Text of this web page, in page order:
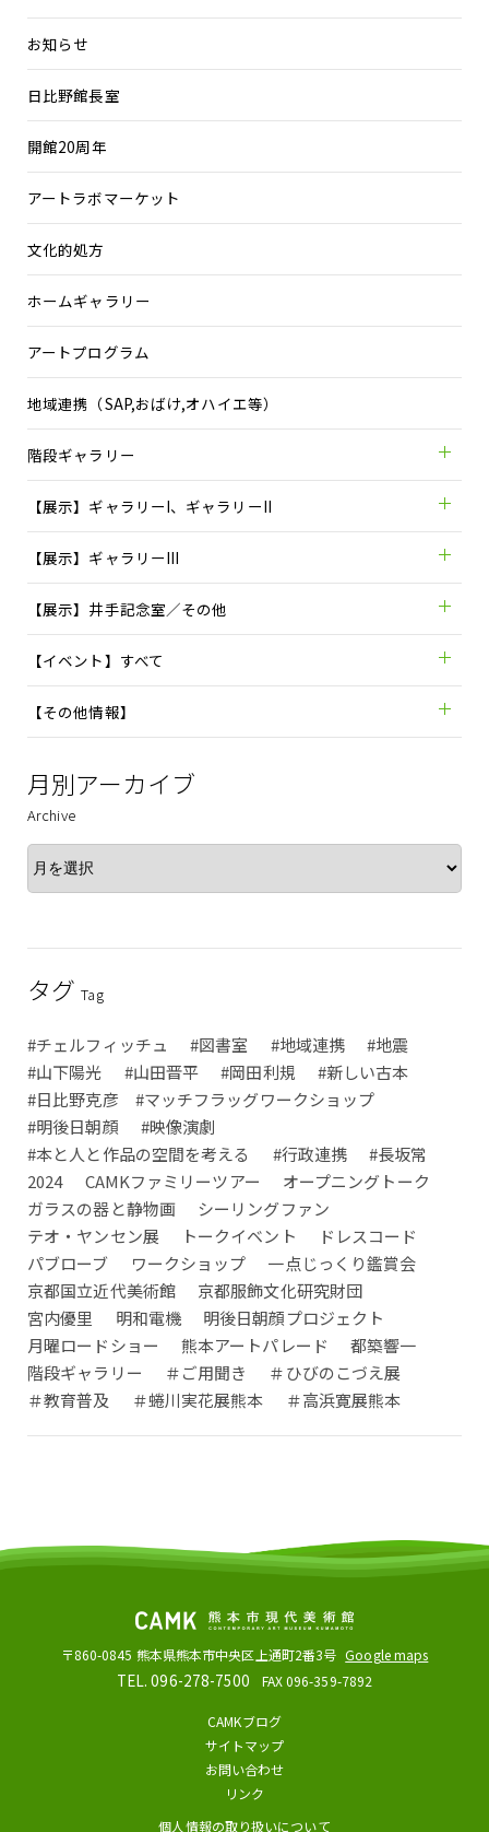
お知らせ
日比野館長室
開館20周年
アートラボマーケット
文化的処方
ホームギャラリー
アートプログラム
地域連携（SAP,おばけ,オハイエ等）
階段ギャラリー
【展示】ギャラリーI、ギャラリーII
【展示】ギャラリーIII
【展示】井手記念室／その他
【イベント】すべて
【その他情報】
月別アーカイブ
Archive
タグTag
#チェルフィッチュ #図書室 #地域連携
#地震
#山下陽光
#山田晋平 #岡田利規
#新しい古本
#日比野克彦 #マッチフラッグワークショップ
#明後日朝顔
#映像演劇
#本と人と作品の空間を考える
#行政連携
#長坂常
2024
CAMKファミリーツアー
オープニングトーク
ガラスの器と静物画
シーリングファン
テオ・ヤンセン展
トークイベント
ドレスコード
パブローブ
ワークショップ
一点じっくり鑑賞会
京都国立近代美術館
京都服飾文化研究財団
宮内優里
明和電機
明後日朝顔プロジェクト
月曜ロードショー
熊本アートパレード
都築響一
階段ギャラリー
＃ご用聞き
＃ひびのこづえ展
＃教育普及
＃蜷川実花展熊本 ＃高浜寛展熊本
〒860-0845 熊本県熊本市中央区上通町2番3号 Google maps
TEL. 096-278-7500 FAX 096-359-7892
CAMKブログ
サイトマップ
お問い合わせ
リンク
個人情報の取り扱いについて